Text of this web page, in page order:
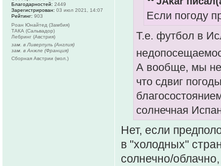
Если погоду
Т.е. футбол в
А вообще, мы не
что сдвиг
солнечная
Нет, если
в "холодных"
солнечно/
Благодарностей: 2449
Зарегистрирован: 03 июл 2021, 14:07
Рейтинг: 903
Роан Юнайтед (Замбия)
ТАКА (Сальвадор)
Лебринг (Австрия)
зам. в Ливерпуль (Англия)
зам. в Анжле (Франция)
Сборная Австрии (мол.)